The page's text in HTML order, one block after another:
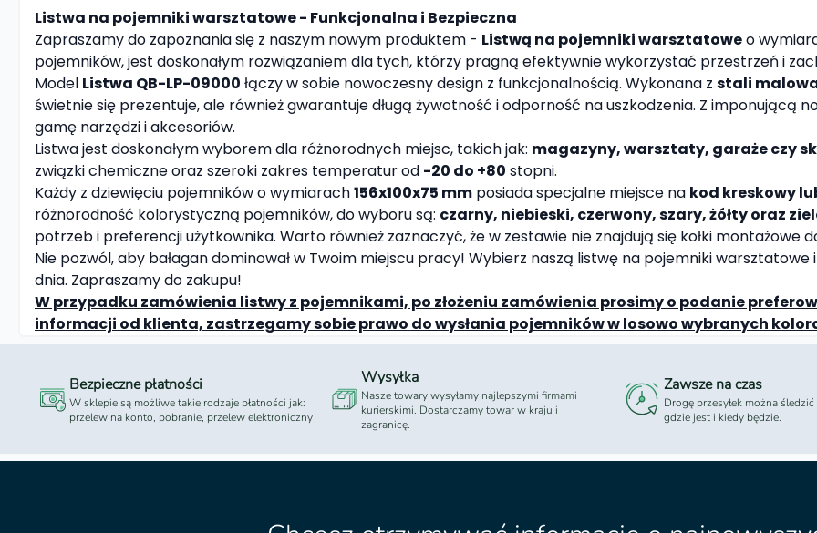
Listwa na pojemniki warsztatowe - Funkcjonalna i Bezpieczna
Zapraszamy do zapoznania się z naszym nowym produktem - Listwą na pojemniki warsztatoweo
pojemników, jest doskonałym rozwiązaniem dla tych, którzy pragną efektywnie wykorzystać przestrzeń i
Model Listwa QB-LP-09000 łączy w sobie nowoczesny design z funkcjonalnością. Wykonana z stali
świetnie się prezentuje, ale również gwarantuje długą żywotność i odporność na uszkodzenia. Z imponującą
gamę narzędzi i akcesoriów.
Listwa jest doskonałym wyborem dla różnorodnych miejsc, takich jak: magazyny, warsztaty, garaże czy
związki chemiczne oraz szeroki zakres temperatur od -20 do +80 stopni.
Każdy z dziewięciu pojemników o wymiarach156x100x75 mm posiada specjalne miejsce na kod kreskowy
różnorodność kolorystyczną pojemników, do wyboru są: czarny, niebieski, czerwony, szary, żółty oraz
potrzeb i preferencji użytkownika. Warto również zaznaczyć, że w zestawie nie znajdują się kołki montażowe
Nie pozwól, aby bałagan dominował w Twoim miejscu pracy! Wybierz naszą listwę na pojemniki
dnia. Zapraszamy do zakupu!
W przypadku zamówienia listwy z pojemnikami, po złożeniu zamówienia prosimy o podanie
informacji od klienta, zastrzegamy sobie prawo do wysłania pojemników w losowo wybranych
Bezpieczne płatności
W sklepie są możliwe takie rodzaje płatności jak:
przelew na konto, pobranie, przelew elektroniczny
Wysyłka
Nasze towary wysyłamy najlepszymi firmami
kurierskimi. Dostarczamy towar w kraju i
zagranicę.
Zawsze na czas
Drogę przesyłek można
gdzie jest i kiedy będzie.